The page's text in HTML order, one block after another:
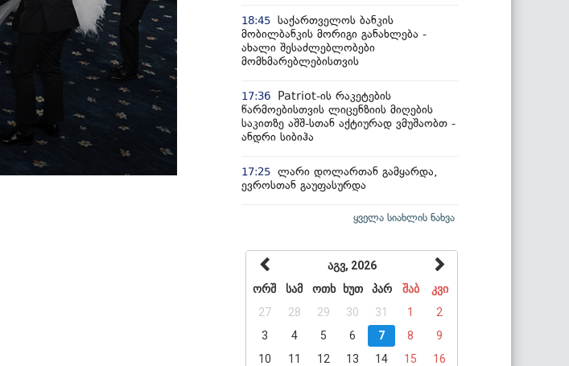
18:45 საქართველოს ბანკის
მობილბანკის მორიგი განახლება -
ახალი შესაძლებლობები
მომხმარებლებისთვის
17:36
Patriot-ის რაკეტების
წარმოებისთვის ლიცენზიის მიღების
საკითზე აშშ-სთან აქტიურად ვმუშაობთ -
ანდრი სიბიჰა
17:25 ლარი დოლართან გამყარდა,
ევროსთან გაუფასურდა
ყველა სიახლის ნახვა
აგვ, 2026
ორშ
სამ ოთხ ხუთ პარ შაბ
კვი
27
28 29 30 31 1
2
3
4 5 6 7 8
9
10
11 12 13 14 15
16